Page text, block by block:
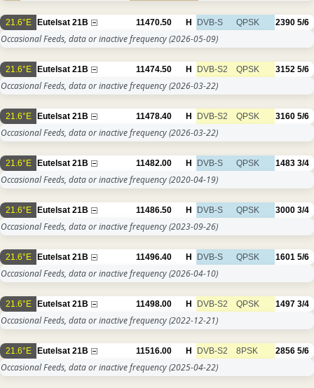
21.6°E Eutelsat 21B 11470.50 H DVB-S QPSK 2390 5/6
Occasional Feeds, data or inactive frequency(2026-05-09)
21.6°E Eutelsat 21B 11474.50 H DVB-S2 QPSK 3152 5/6
Occasional Feeds, data or inactive frequency(2026-03-22)
21.6°E Eutelsat 21B 11478.40 H DVB-S2 QPSK 3160 5/6
Occasional Feeds, data or inactive frequency(2026-03-22)
21.6°E Eutelsat 21B 11482.00 H DVB-S QPSK 1483 3/4
Occasional Feeds, data or inactive frequency(2020-04-19)
21.6°E Eutelsat 21B 11486.50 H DVB-S QPSK 3000 3/4
Occasional Feeds, data or inactive frequency(2023-09-26)
21.6°E Eutelsat 21B 11496.40 H DVB-S QPSK 1601 5/6
Occasional Feeds, data or inactive frequency(2026-04-10)
21.6°E Eutelsat 21B 11498.00 H DVB-S2 QPSK 1497 3/4
Occasional Feeds, data or inactive frequency(2022-12-21)
21.6°E Eutelsat 21B 11516.00 H DVB-S2 8PSK 2856 5/6
Occasional Feeds, data or inactive frequency(2025-04-22)